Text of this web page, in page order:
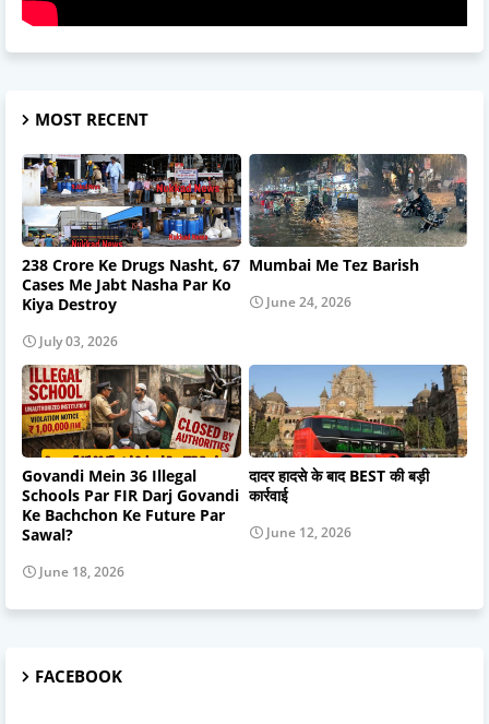
MOST RECENT
238 Crore Ke Drugs Nasht, 67
Cases Me Jabt Nasha Par Ko
Kiya Destroy
July 03, 2026
Mumbai Me Tez Barish
June 24, 2026
Govandi Mein 36 Illegal
Schools Par FIR Darj Govandi
Ke Bachchon Ke Future Par
Sawal?
June 18, 2026
दादर हादसे के बाद BEST की बड़ी
कार्रवाई
June 12, 2026
FACEBOOK